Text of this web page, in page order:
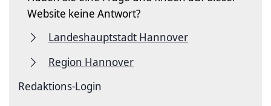
Website keine Antwort?
Landeshauptstadt Hannover
Region Hannover
Redaktions-Login